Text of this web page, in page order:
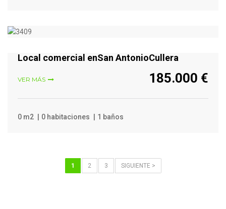
Local comercial enSan AntonioCullera
VER MÁS 185.000 €
0 m2 0 habitaciones 1 baños
1 2 3 SIGUIENTE >